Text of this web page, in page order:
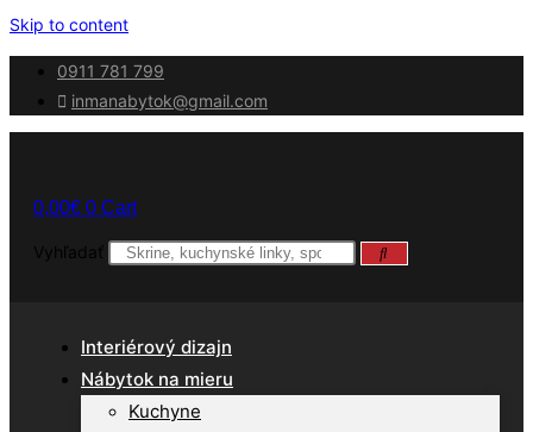
Skip to content
0911 781 799
inmanabytok@gmail.com
0,00€ 0 Cart
Vyhľadať
Interiérový dizajn
Nábytok na mieru
Kuchyne